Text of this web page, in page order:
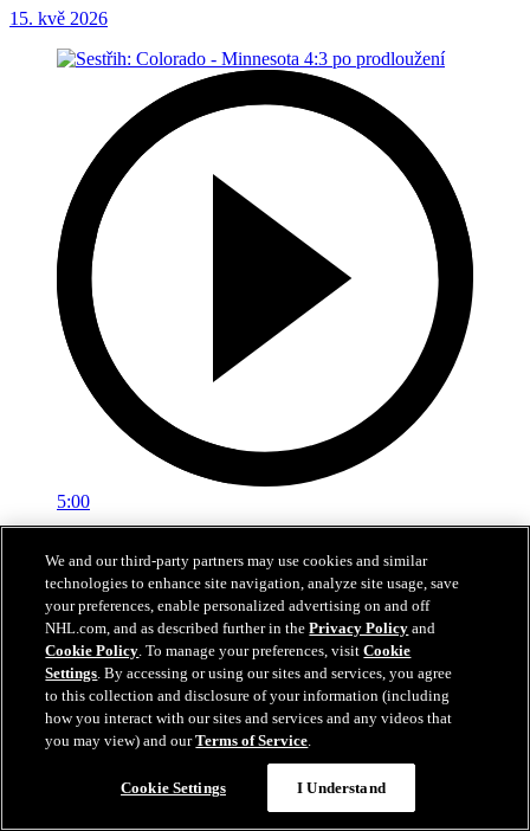
15. kvě 2026
5:00
Sestřih 5. zápasu série Colorado - Minnesota
14. kvě 2026
We and our third-party partners may use cookies and similar
technologies to enhance site navigation, analyze site usage, save
your preferences, enable personalized advertising on and off
NHL.com, and as described further in thePrivacy Policy and
Cookie Policy. To manage your preferences, visitCookie
Settings. By accessing or using our sites and services, you agree
to this collection and disclosure of your information (including
how you interact with our sites and services and any videos that
you may view) and ourTerms of Service.
Cookie Settings I Understand